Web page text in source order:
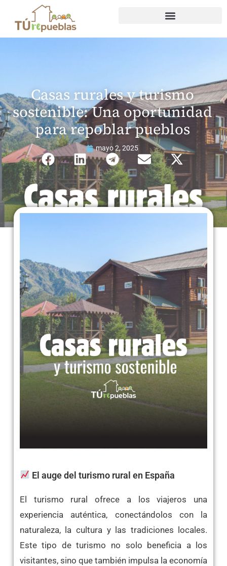
Casas rurales y turismo
sostenible: Una oportunidad
para repoblar pueblos
mayo 2, 2025
El auge del turismo rural en España
El turismo rural ofrece a los viajeros una
experiencia auténtica, conectándolos con la
naturaleza, la cultura y las tradiciones locales.
Este tipo de turismo no solo beneficia a los
visitantes, sino que también impulsa la economía